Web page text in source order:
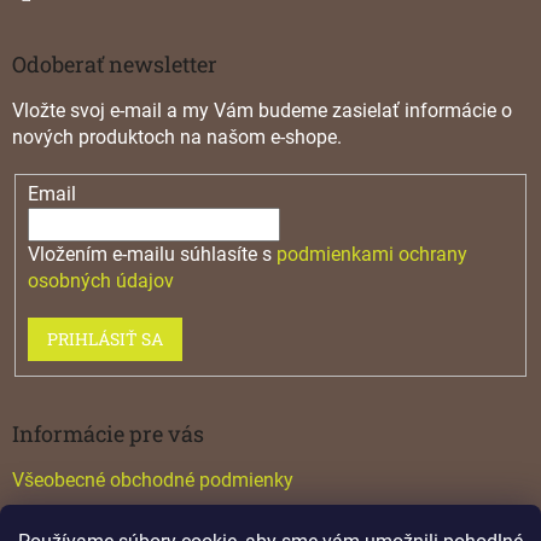
Odoberať newsletter
Vložte svoj e-mail a my Vám budeme zasielať informácie o
nových produktoch na našom e-shope.
Email
Vložením e-mailu súhlasíte s podmienkami ochrany
osobných údajov
PRIHLÁSIŤ SA
Informácie pre vás
Všeobecné obchodné podmienky